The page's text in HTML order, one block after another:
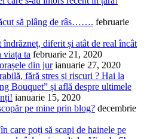
să plâng de râs……. februarie
diferit și atât de real încât
viața ta februarie 21, 2020
din jur ianuarie 27, 2020
fără stres și riscuri ? Hai la
Bouquet” și află despre ultimele
ianuarie 15, 2020
pe mine prin blog? decembrie
care poți să scapi de hainele pe